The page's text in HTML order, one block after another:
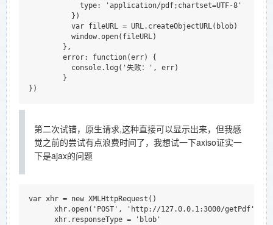
            type: 'application/pdf;chartset=UTF-8'
          })
          var fileURL = URL.createObjectURL(blob)
          window.open(fileURL)
        },
        error: function(err) {
          console.log('失败：', err)
        }
第二次试错，原生请求,这种直接可以显示出来，但我感
觉之前的尝试有点浪费时间了，我想试一下axiso证实一
下是ajax的问题
var xhr = new XMLHttpRequest()
xhr.open('POST', 'http://127.0.0.1:3000/getPdf',
      xhr.responseType = 'blob'